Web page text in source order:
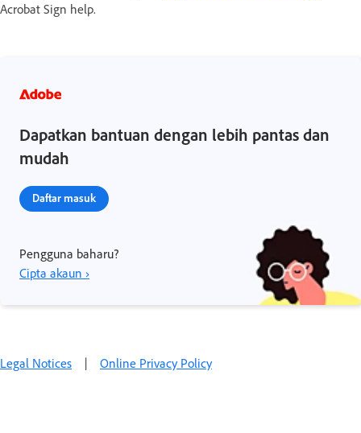
Acrobat Sign help.
Dapatkan bantuan dengan lebih pantas dan
mudah
Daftar masuk
Pengguna baharu?
Cipta akaun ›
Legal Notices | Online Privacy Policy